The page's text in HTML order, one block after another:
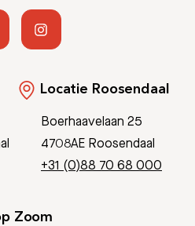
Locatie Roosendaal
Boerhaavelaan 25
4708AE Roosendaal
+31 (0)88 70 68 000
Zoom